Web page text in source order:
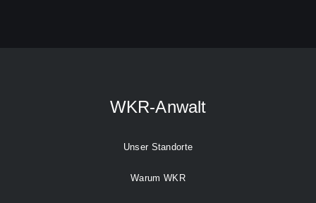
WKR-Anwalt
Unser Standorte
Warum WKR